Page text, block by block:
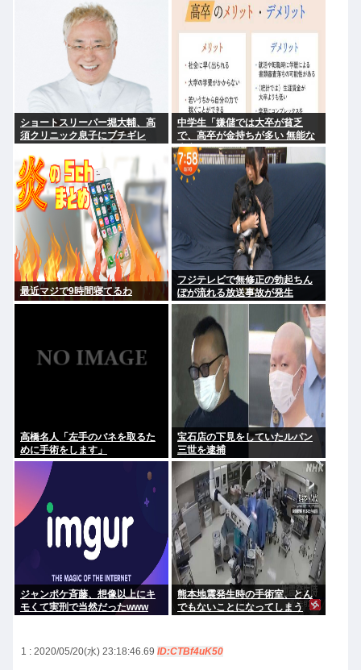
森昌子さんの孫 に使う」
ショートスリーパー堀大輔、高
須クリニック息子にブチギレ
中学生「嫌儲では大卒が貧乏
で、高卒が金持ちが多い 無能な
大卒の集まりw」エックスで一万
いいね
最近マジで9時間寝てるわ
フジテレビで無修正の勃起ちん
ぽが流れる放送事故が発生
高橋名人「左手のバネを取るた
めに手術をします」
宝石店の下見をしていたルパン
三世を逮捕
ジャンポケ斉藤、想像以上にキ
モくて実刑で当然だったwww
熊本地震発生時の手術室、とん
でもないことになってしまう
1 : 2020/05/20(水) 23:18:46.69 ID:CTBf4uK50